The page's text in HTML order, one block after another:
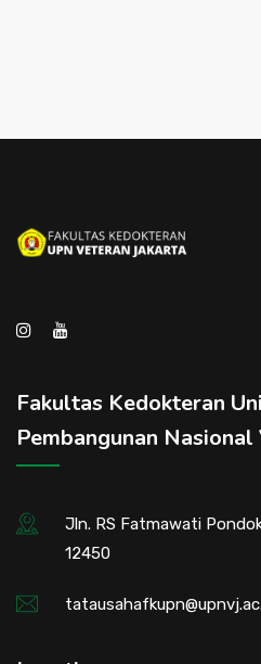
Fakultas Kedokteran
Pembangunan
Jln. RS Fatmawati
12450